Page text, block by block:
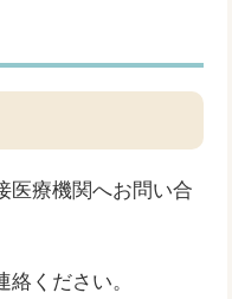
医療機関へお問い合
ください。